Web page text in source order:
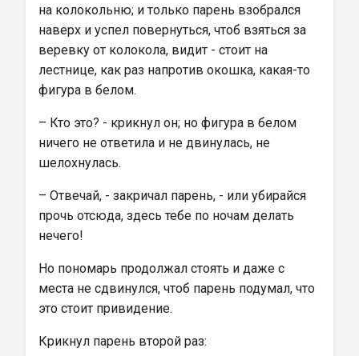
на колокольню; и только парень взобрался
наверх и успел повернуться, чтоб взяться за
веревку от колокола, видит - стоит на
лестнице, как раз напротив окошка, какая-то
фигура в белом.
– Кто это? - крикнул он; но фигура в белом
ничего не ответила и не двинулась, не
шелохнулась.
– Отвечай, - закричал парень, - или убирайся
прочь отсюда, здесь тебе по ночам делать
нечего!
Но пономарь продолжал стоять и даже с
места не сдвинулся, чтоб парень подумал, что
это стоит привидение.
Крикнул парень второй раз: